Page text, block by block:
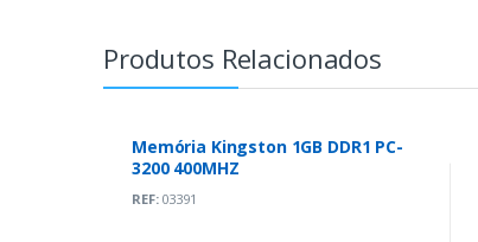
Produtos Relacionados
Memória Kingston 1GB DDR1 PC-
3200 400MHZ
REF:03391